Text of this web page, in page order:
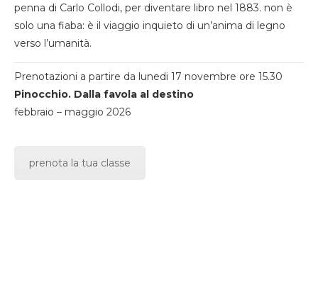
penna di Carlo Collodi, per diventare libro nel 1883. non è
solo una fiaba: è il viaggio inquieto di un’anima di legno
verso l’umanità.
Prenotazioni a partire da lunedi 17 novembre ore 15.30
Pinocchio. Dalla favola al destino
febbraio – maggio 2026
prenota la tua classe